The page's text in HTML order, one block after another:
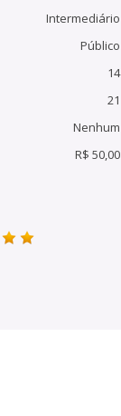
Intermediário
Público
14
21
Nenhum
R$ 50,00